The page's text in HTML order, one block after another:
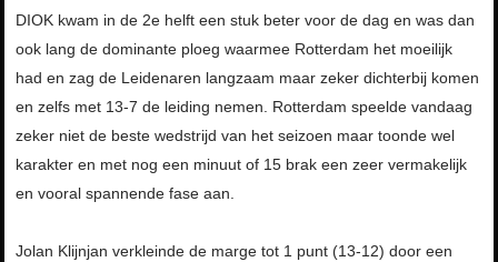
DIOK kwam in de 2e helft een stuk beter voor de dag en was dan
ook lang de dominante ploeg waarmee Rotterdam het moeilijk
had en zag de Leidenaren langzaam maar zeker dichterbij komen
en zelfs met 13-7 de leiding nemen. Rotterdam speelde vandaag
zeker niet de beste wedstrijd van het seizoen maar toonde wel
karakter en met nog een minuut of 15 brak een zeer vermakelijk
en vooral spannende fase aan.
Jolan Klijnjan verkleinde de marge tot 1 punt (13-12) door een